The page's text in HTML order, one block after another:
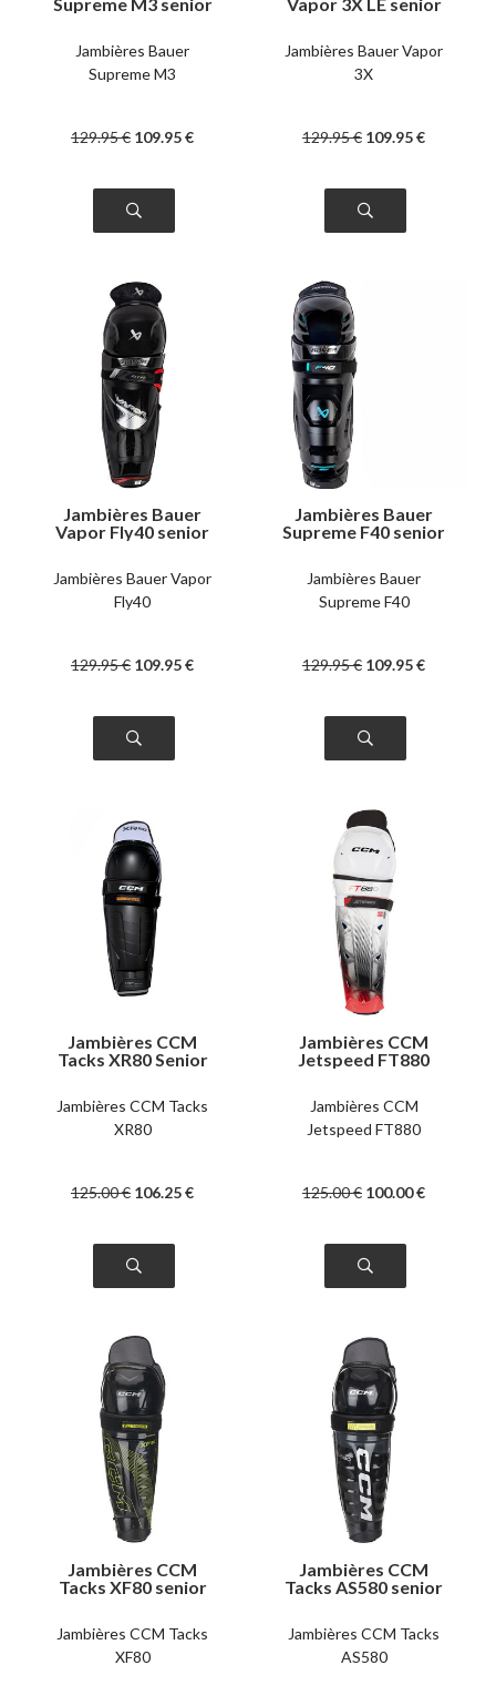
Jambières Bauer
Supreme M3
129.95€ 109.95€
Jambières Bauer Vapor
3X
129.95€ 109.95€
Jambières Bauer
Vapor Fly40 senior
Jambières Bauer Vapor
Fly40
129.95€ 109.95€
Jambières Bauer
Supreme F40 senior
Jambières Bauer
Supreme F40
129.95€ 109.95€
Jambières CCM
Tacks XR80 Senior
Jambières CCM Tacks
XR80
125.00€ 106.25€
Jambières CCM
Jetspeed FT880
Jambières CCM
Jetspeed FT880
125.00€ 100.00€
Jambières CCM
Tacks XF80 senior
Jambières CCM Tacks
XF80
Jambières CCM
Tacks AS580 senior
Jambières CCM Tacks
AS580